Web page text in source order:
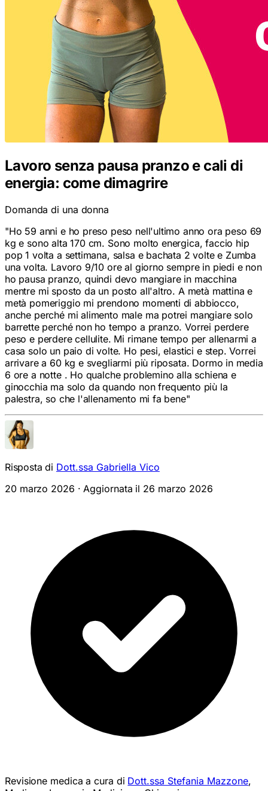
Lavoro senza pausa pranzo e cali di
energia: come dimagrire
Domanda di una donna
"Ho 59 anni e ho preso peso nell'ultimo anno ora peso 69
kg e sono alta 170 cm. Sono molto energica, faccio hip
pop 1 volta a settimana, salsa e bachata 2 volte e Zumba
una volta. Lavoro 9/10 ore al giorno sempre in piedi e non
ho pausa pranzo, quindi devo mangiare in macchina
mentre mi sposto da un posto all'altro. A metà mattina e
metà pomeriggio mi prendono momenti di abbiocco,
anche perché mi alimento male ma potrei mangiare solo
barrette perché non ho tempo a pranzo. Vorrei perdere
peso e perdere cellulite. Mi rimane tempo per allenarmi a
casa solo un paio di volte. Ho pesi, elastici e step. Vorrei
arrivare a 60 kg e svegliarmi più riposata. Dormo in media
6 ore a notte . Ho qualche problemino alla schiena e
ginocchia ma solo da quando non frequento più la
palestra, so che l'allenamento mi fa bene"
Risposta di Dott.ssa Gabriella Vico
20 marzo 2026 · Aggiornata il 26 marzo 2026
Revisione medica a cura di Dott.ssa Stefania Mazzone
Medico • Laurea in Medicina e Chirurgia